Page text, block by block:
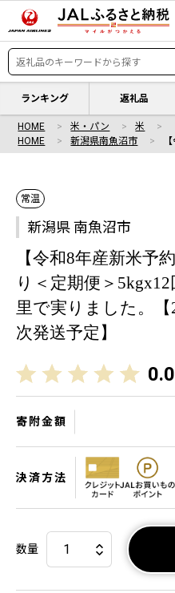
ランキング 返礼品
HOME 米・パン 米
HOME
新潟県南魚沼市
常温
新潟県 南魚沼市
【令和8年産新米予
り＜定期便＞
里で実りました。
次発送予定】
0.0
寄附金額
決済方法
数量